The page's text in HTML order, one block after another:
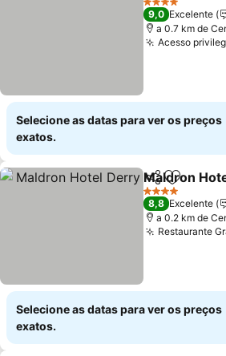
4 Estrelas
9,0 Excelente
a 0.7 km de
Acesso
Selecione as datas para ver os preços
exatos.
Partilhar
Maldron
4 Estrelas
8,8 Excelente
a 0.2 km de
Restaurante
Selecione as datas para ver os preços
exatos.